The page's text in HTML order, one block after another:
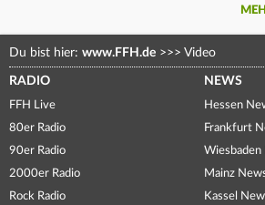
Du bist hier: www.FFH.de >>> Video
RADIO
FFH Live
80er Radio
90er Radio
2000er Radio
Rock Radio
NEWS
Hessen
Frankfurt
Wiesbaden
Mainz
Kassel